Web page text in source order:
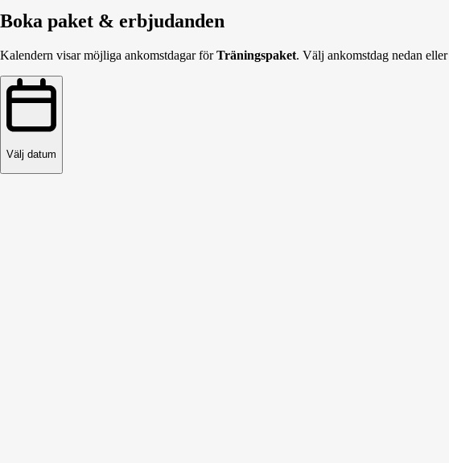
Boka paket & erbjudanden
Kalendern visar möjliga ankomstdagar förTräningspaket. Välj ankomstdag nedan eller
Välj datum